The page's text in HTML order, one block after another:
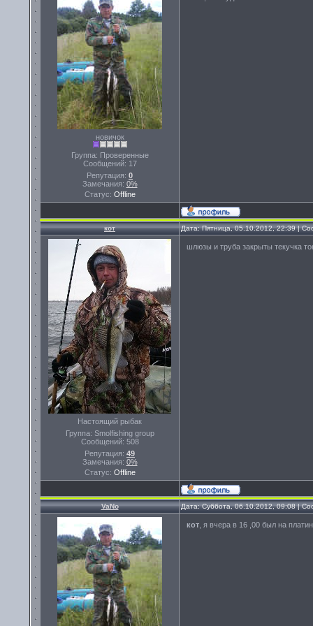
новичок
Группа: Проверенные
Сообщений: 17
Репутация: 0
Замечания: 0%
Статус: Offline
кот Дата: Пятница, 05.10.2012, 22:39 |
Настоящий рыбак
Группа: Smolfishing group
Сообщений: 508
Репутация: 49
Замечания: 0%
Статус: Offline
шлюзы и труба закрыты текучка
VaNo Дата: Суббота, 06.10.2012, 09:08 |
кот , я вчера в 16 ,00 был на